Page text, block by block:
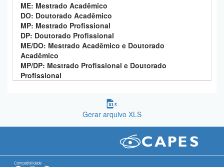
ME: Mestrado Acadêmico
DO: Doutorado Acadêmico
MP: Mestrado Profissional
DP: Doutorado Profissional
ME/DO: Mestrado Acadêmico e Doutorado
Acadêmico
MP/DP: Mestrado Profissional e Doutorado
Profissional
Gerar arquivo XLS
Compatibilidade